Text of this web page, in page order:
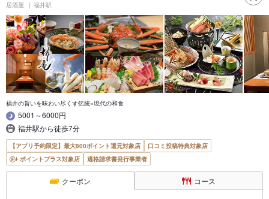
居酒屋 福井駅
福井の旨いを味わい尽くす伝統×現代の和食
5001～6000円
福井駅から徒歩7分
【アプリ予約限定】最大800ポイント還元対象店
口コミ投稿特典対象店
ポイントプラス対象店
適格請求書発行事業者
クーポン コース